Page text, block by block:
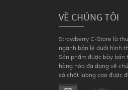
VỀ CHÚNG TÔI
Strawberry C-Store là
ngành bán lẻ dưới hình
Sản phẩm được bày bán
hàng hóa đa dạng về
có chất lượng cao được